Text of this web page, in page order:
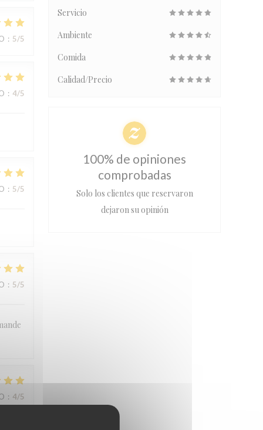
: 5/5
: 4/5
: 5/5
: 5/5
: 4/5
Servicio
Ambiente
Comida
Calidad/Precio
100% de opiniones
comprobadas
Solo los clientes que reservaron
dejaron su opinión